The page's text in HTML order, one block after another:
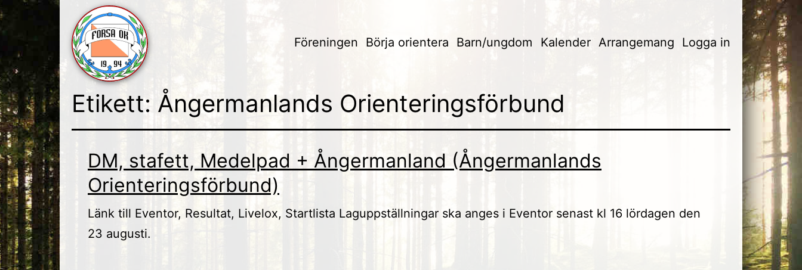
Skip
content
Forsa
OK
Föreningen Börja orientera Barn/ungdom Kalender Arrangemang Logga in
Etikett: Ångermanlands Orienteringsförbund
DM, stafett, Medelpad + Ångermanland (Ångermanlands
Orienteringsförbund)
Länk till Eventor, Resultat, Livelox, Startlista Laguppställningar ska anges i Eventor senast kl 16 lördagen den
23 augusti.